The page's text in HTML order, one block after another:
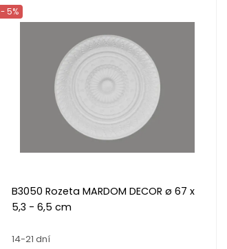
B3050 Rozeta MARDOM DECOR ø 67 x
5,3 - 6,5 cm
- 5%
14-21 dní